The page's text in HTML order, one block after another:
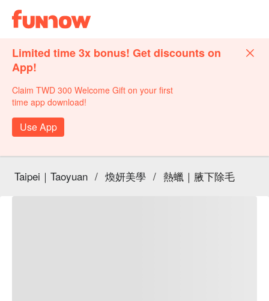
Limited time 3x bonus! Get discounts on
App!
Claim TWD 300 Welcome Gift on your first
time app download!
Use App
Taipei｜Taoyuan / 煥妍美學 / 熱蠟｜腋下除毛